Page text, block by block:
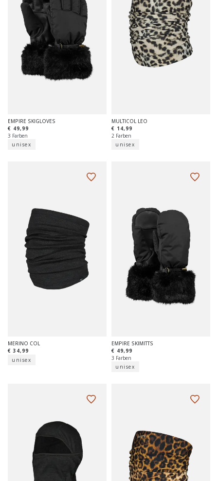
EMPIRE SKIGLOVES
€ 49,99
3 Farben
unisex
MULTICOL LEO
€ 14,99
2 Farben
unisex
MERINO COL
€ 34,99
unisex
EMPIRE SKIMITTS
€ 49,99
3 Farben
unisex